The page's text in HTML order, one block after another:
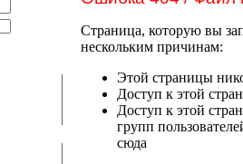
Страница, которую вы
нескольким причинам:
Этой страницы
Доступ к этой
Доступ к этой
групп
сюда